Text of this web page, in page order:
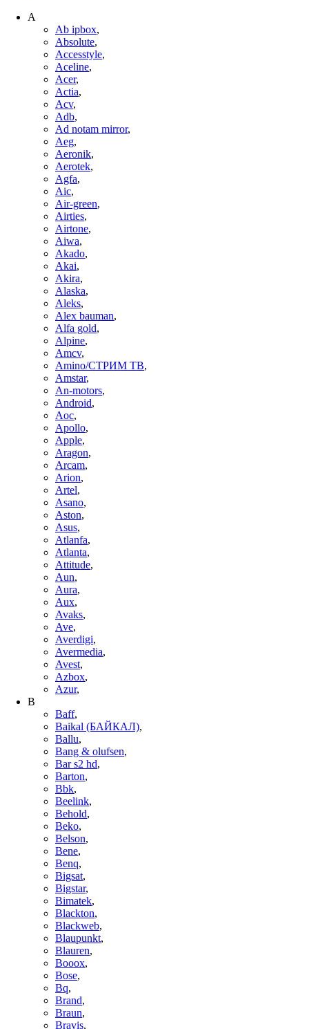
A
Ab ipbox,
Absolute,
Accesstyle,
Aceline,
Acer,
Actia,
Acv,
Adb,
Ad notam mirror,
Aeg,
Aeronik,
Aerotek,
Agfa,
Aic,
Air-green,
Airties,
Airtone,
Aiwa,
Akado,
Akai,
Akira,
Alaska,
Aleks,
Alex bauman,
Alfa gold,
Alpine,
Amcv,
Amino/СТРИМ ТВ,
Amstar,
An-motors,
Android,
Aoc,
Apollo,
Apple,
Aragon,
Arcam,
Arion,
Artel,
Asano,
Aston,
Asus,
Atlanfa,
Atlanta,
Attitude,
Aun,
Aura,
Aux,
Avaks,
Ave,
Averdigi,
Avermedia,
Avest,
Azbox,
Azur,
B
Baff,
Baikal (БАЙКАЛ),
Ballu,
Bang & olufsen,
Bar s2 hd,
Barton,
Bbk,
Beelink,
Behold,
Beko,
Belson,
Bene,
Benq,
Bigsat,
Bigstar,
Bimatek,
Blackton,
Blackweb,
Blaupunkt,
Blauren,
Booox,
Bose,
Bq,
Brand,
Braun,
Bravis,